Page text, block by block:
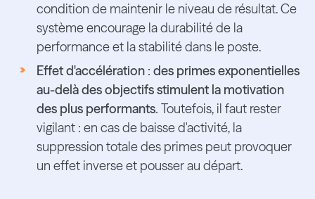
condition de maintenir le niveau de résultat. Ce
système encourage la durabilité de la
performance et la stabilité dans le poste.
Effet d'accélération : des primes exponentielles
au-delà des objectifs stimulent la motivation
des plus performants. Toutefois, il faut rester
vigilant : en cas de baisse d'activité, la
suppression totale des primes peut provoquer
un effet inverse et pousser au départ.